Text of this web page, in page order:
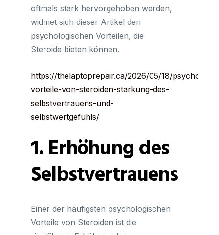
oftmals stark hervorgehoben werden,
widmet sich dieser Artikel den
psychologischen Vorteilen, die
Steroide bieten können.
https://thelaptoprepair.ca/2026/05/18/
vorteile-von-steroiden-starkung-des-
selbstvertrauens-und-
selbstwertgefuhls/
1. Erhöhung des
Selbstvertrauens
Einer der häufigsten psychologischen
Vorteile von Steroiden ist die